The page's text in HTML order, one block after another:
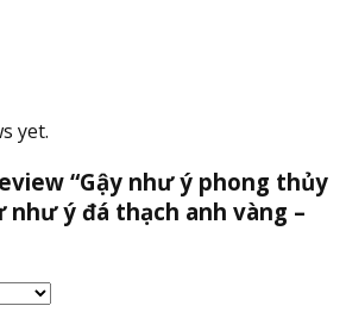
yet.
“Gậy như ý phong thủy
như ý đá thạch anh vàng –